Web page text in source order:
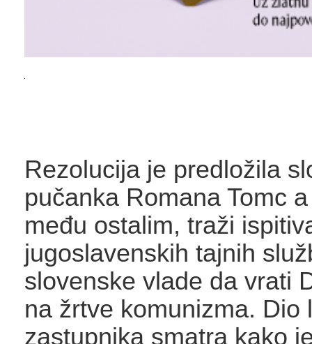
Rezolucija je predložila
pučanka Romana Tomc
među ostalim, traži
jugoslavenskih tajnih
slovenske vlade da vrati
na žrtve komunizma. Dio
zastupnika smatra kako